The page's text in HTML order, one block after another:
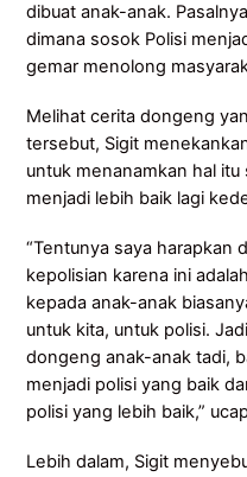
dibuat anak-anak.
dimana sosok Polisi
gemar menolong
Melihat cerita dongeng
tersebut, Sigit
untuk menanamkan hal
menjadi lebih baik lagi
“Tentunya saya harapkan
kepolisian karena ini
kepada anak-anak
untuk kita, untuk polisi.
dongeng anak-anak tadi,
menjadi polisi yang baik
polisi yang lebih baik,”
Lebih dalam, Sigit